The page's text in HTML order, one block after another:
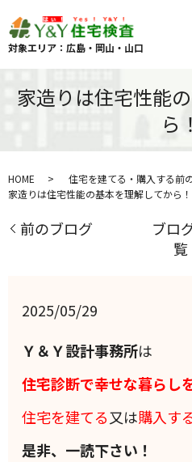
対象エリア：広島・岡山・山口
家造りは住宅性能
ら！
HOME
住宅を建てる・購入する前
家造りは住宅性能の基本を理解してから！
前のブログ
ブロ
覧
2025/05/29
Ｙ＆Ｙ設計事務所は
住宅診断で幸せな暮らし
住宅を建てる又は購入す
是非、一読下さい！